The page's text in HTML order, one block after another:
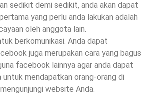
sedikit demi sedikit, anda akan dapat
yang perlu anda lakukan adalah
oleh anggota lain.
berkomunikasi. Anda dapat
juga merupakan cara yang bagus
facebook lainnya agar anda dapat
mendapatkan orang-orang di
website Anda.